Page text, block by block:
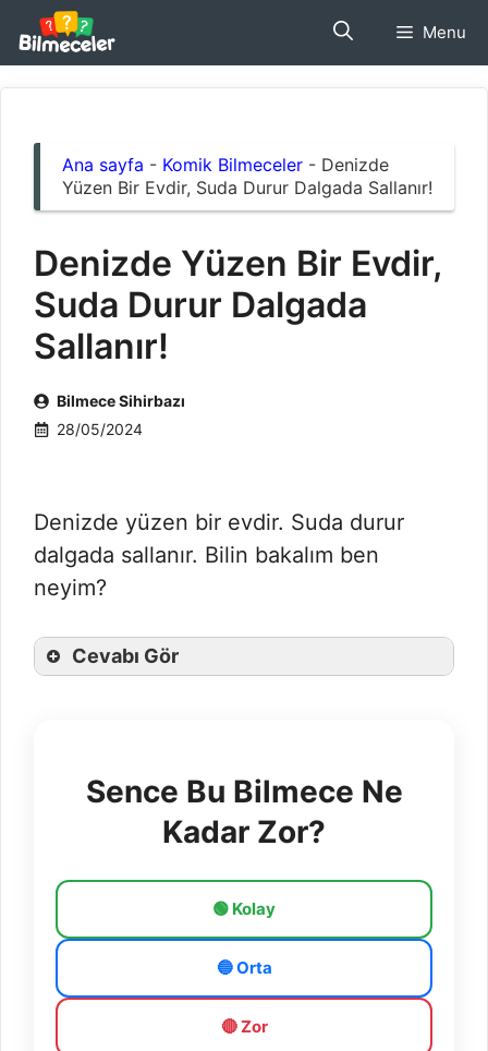
İçeriğe
atla
Menu
Ana sayfa - Komik Bilmeceler - Denizde
Yüzen Bir Evdir, Suda Durur Dalgada Sallanır!
Denizde Yüzen Bir Evdir,
Suda Durur Dalgada
Sallanır!
Bilmece Sihirbazı
28/05/2024
Denizde yüzen bir evdir. Suda durur
dalgada sallanır. Bilin bakalım ben
neyim?
Cevabı Gör
Sence Bu Bilmece Ne
Kadar Zor?
🟢 Kolay
🔵 Orta
🔴 Zor